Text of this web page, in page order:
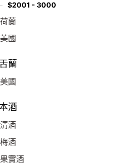
$2001 - 3000
荷蘭
美國
蘭
美國
酒
清酒
梅酒
果實酒